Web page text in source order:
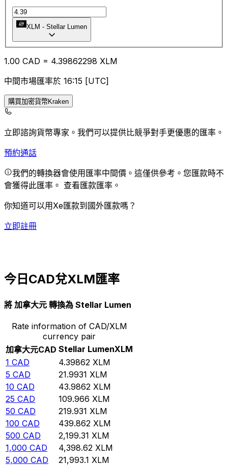
XLM - Stellar Lumen
1.00 CAD = 4.39862298 XLM
中間市場匯率於 16:15 [UTC]
購買加密貨幣Kraken
立即諮詢貨幣專家。 我們可以提供比競爭對手更優惠的匯率。
預約通話
我們的轉換器會使用匯率中間價。這僅供參考。您匯款時不
會獲得此匯率。 查看匯款匯率。
你知道可以用Xe匯款到國外匯款嗎？
立即註冊
今日CAD兌XLM匯率
將 加拿大元 轉換為 Stellar Lumen
Rate information of CAD/XLM
currency pair
加拿大元CAD Stellar LumenXLM
1 CAD 4.39862 XLM
5 CAD 21.9931 XLM
10 CAD 43.9862 XLM
25 CAD 109.966 XLM
50 CAD 219.931 XLM
100 CAD 439.862 XLM
500 CAD 2,199.31 XLM
1,000 CAD 4,398.62 XLM
5,000 CAD 21,993.1 XLM